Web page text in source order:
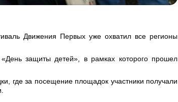
Движения Первых уже охватил все регионы
защиты детей», в рамках которого прошел
где за посещение площадок участники получали